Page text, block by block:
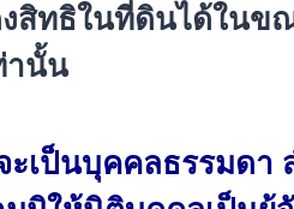
สิทธิในที่ดินได้ในข
านั้น
ะเป็นบุคคลธรรมดา